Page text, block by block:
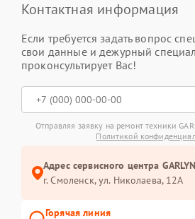
Контактная информация
Если требуется задать вопрос
свои данные и дежурный
проконсультирует Вас!
Отправляя заявку на ремонт техники
Политикой
Адрес сервисного центра
г. Смоленск, ул. Николаева, 12А
Горячая линия